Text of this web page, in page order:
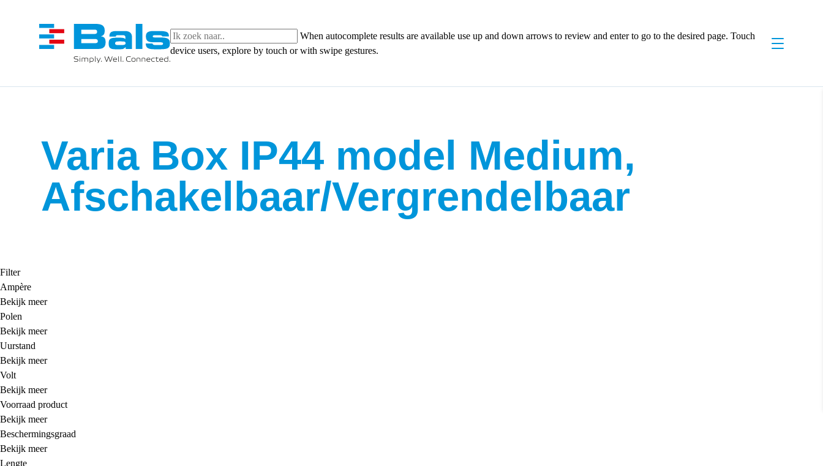
When autocomplete results are available use up and down arrows to review and enter to go to the desired page. Touch
device users, explore by touch or with swipe gestures.
Varia Box IP44 model Medium,
Afschakelbaar/Vergrendelbaar
Filter
Ampère
Bekijk meer
Polen
Bekijk meer
Uurstand
Bekijk meer
Volt
Bekijk meer
Voorraad product
Bekijk meer
Beschermingsgraad
Bekijk meer
Lengte